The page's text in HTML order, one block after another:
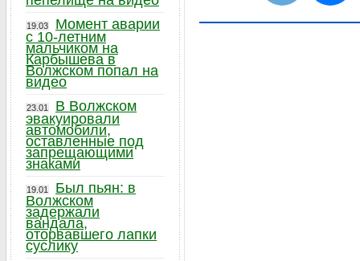
19.03
Момент аварии
с 10-летним
мальчиком на
Карбышева в
Волжском попал на
видео
23.01
В Волжском
эвакуировали
автомобили,
оставленные под
запрещающими
знаками
19.01
Был пьян: в
Волжском
задержали
вандала,
оторвавшего лапки
суслику